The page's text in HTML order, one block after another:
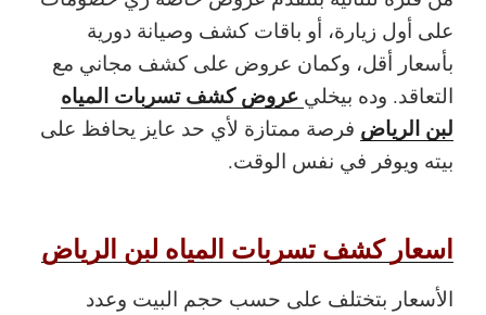
على أول زيارة، أو باقات كشف وصيانة دورية
بأسعار أقل، وكمان عروض على كشف مجاني مع
التعاقد. وده بيخلي عروض كشف تسربات المياه
لبن الرياض فرصة ممتازة لأي حد عايز يحافظ على
بيته ويوفر في نفس الوقت.
اسعار كشف تسربات المياه لبن الرياض
الأسعار بتختلف على حسب حجم البيت وعدد